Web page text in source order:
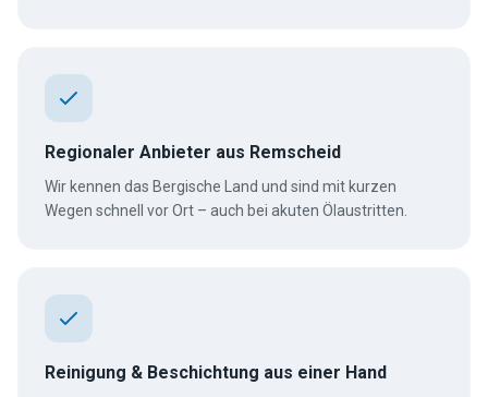
Regionaler Anbieter aus Remscheid
Wir kennen das Bergische Land und sind mit kurzen
Wegen schnell vor Ort – auch bei akuten Ölaustritten.
Reinigung & Beschichtung aus einer Hand